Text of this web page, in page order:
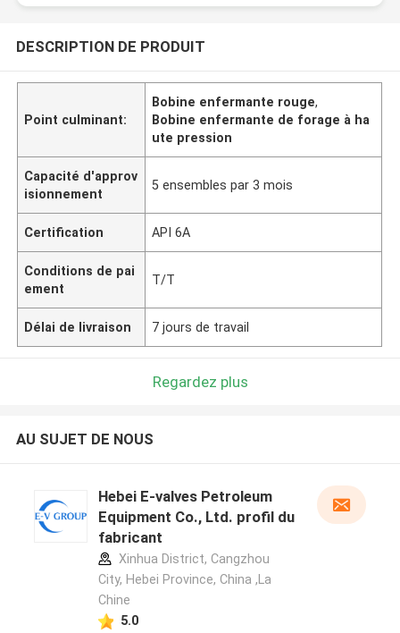
DESCRIPTION DE PRODUIT
Point culminant:
Bobine enfermante rouge,
Bobine enfermante de forage à ha
ute pression
Capacité d'approv
isionnement
5 ensembles par 3 mois
Certification API 6A
Conditions de pai
ement
T/T
Délai de livraison 7 jours de travail
Regardez plus
AU SUJET DE NOUS
Hebei E-valves Petroleum
Equipment Co., Ltd. profil du
fabricant
Xinhua District, Cangzhou
City, Hebei Province, China ,La
Chine
5.0